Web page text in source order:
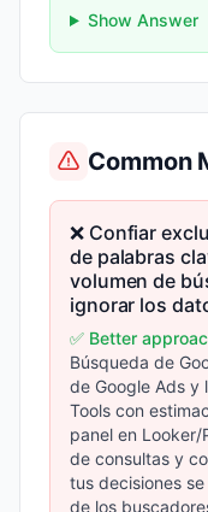
Show Answer
Common
❌ Confiar
de palabras
volumen de
ignorar los
✅ Better
Búsqueda de
de Google Ads y
Tools con
panel en
de consultas y
tus decisiones
de los